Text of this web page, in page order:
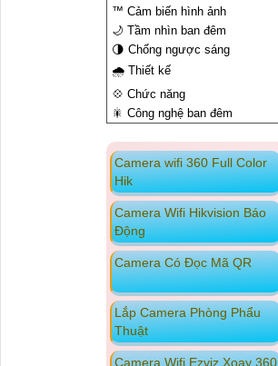
™️ Cảm biến hình ảnh
🌙 Tầm nhìn ban đêm
🌗 Chống ngược sáng
🌧️ Thiết kế
💠 Chức năng
🎇 Công nghệ ban đêm
Camera wifi 360 Full Color
Hik
Camera Wifi Hikvision Báo
Động
Camera Có Đọc Mã QR
Lắp Camera Phòng Phẩu
Thuật
Camera Wifi Ezviz Xoay 360